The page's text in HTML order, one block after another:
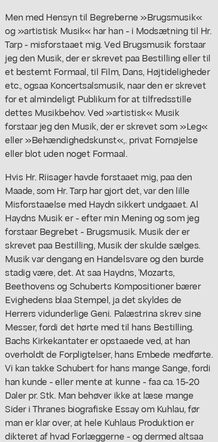
Men med Hensyn til Begreberne »Brugsmusik«
og »artistisk Musik« har han - i Modsætning til Hr.
Tarp - misforstaaet mig. Ved Brugsmusik forstaar
jeg den Musik, der er skrevet paa Bestilling eller til
et bestemt Formaal, til Film, Dans, Højtideligheder
etc., ogsaa Koncertsalsmusik, naar den er skrevet
for et almindeligt Publikum for at tilfredsstille
dettes Musikbehov. Ved »artistisk« Musik
forstaar jeg den Musik, der er skrevet som »Leg«
eller »Behændighedskunst«,. privat Fornøjelse
eller blot uden noget Formaal.
Hvis Hr. Riisager havde forstaaet mig, paa den
Maade, som Hr. Tarp har gjort det, var den lille
Misforstaaelse med Haydn sikkert undgaaet. Al
Haydns Musik er - efter min Mening og som jeg
forstaar Begrebet - Brugsmusik. Musik der er
skrevet paa Bestilling, Musik der skulde sælges.
Musik var dengang en Handelsvare og den burde
stadig være, det. At saa Haydns, 'Mozarts,
Beethovens og Schuberts Kompositioner bærer
Evighedens blaa Stempel, ja det skyldes de
Herrers vidunderlige Geni. Palæstrina skrev sine
Messer, fordi det hørte med til hans Bestilling.
Bachs Kirkekantater er opstaaede ved, at han
overholdt de Forpligtelser, hans Embede medførte.
Vi kan takke Schubert for hans mange Sange, fordi
han kunde - eller mente at kunne - faa ca. 15-20
Daler pr. Stk. Man behøver ikke at læse mange
Sider i Thranes biografiske Essay om Kuhlau, før
man er klar over, at hele Kuhlaus Produktion er
dikteret af hvad Forlæggerne - og dermed altsaa